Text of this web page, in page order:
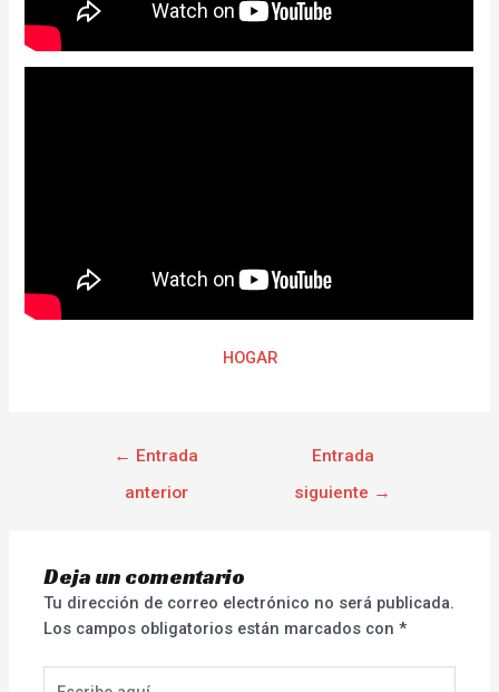
HOGAR
← Entrada
anterior
Entrada
siguiente →
Deja un comentario
Tu dirección de correo electrónico no será publicada.
Los campos obligatorios están marcados con*